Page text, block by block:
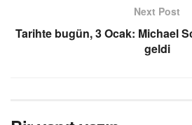
Next Post
Tarihte bugün, 3 Ocak: Michael
geldi